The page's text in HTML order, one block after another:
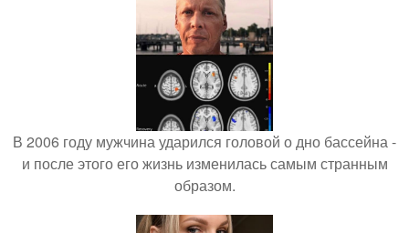
В 2006 году мужчина ударился головой о дно бассейна -
и после этого его жизнь изменилась самым странным
образом.